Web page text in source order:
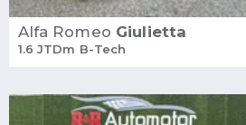
Alfa Romeo Giulietta
1.6 JTDm B-Tech